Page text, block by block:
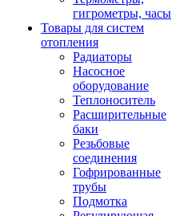
гигрометры, часы
Товары для систем
отопления
Радиаторы
Насосное
оборудование
Теплоноситель
Расширительные
баки
Резьбовые
соединения
Гофрированные
трубы
Подмотка